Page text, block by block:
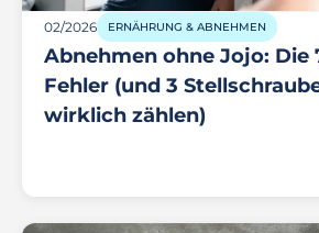
02/2026 ERNÄHRUNG & ABNEHMEN
Abnehmen ohne Jojo: Die
Fehler (und 3
wirklich zählen)